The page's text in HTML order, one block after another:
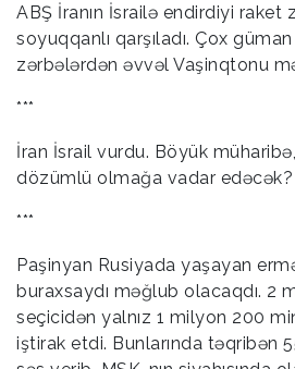
ABŞ İranın İsrailə endirdiyi raket
soyuqqanlı qarşıladı. Çox
zərbələrdən əvvəl Vaşinqtonu
***
İran İsrail vurdu. Böyük
dözümlü olmağa vadar edəcək?
***
Paşinyan Rusiyada yaşayan
buraxsaydı məğlub olacaqdı. 2
seçicidən yalnız 1 milyon 200
iştirak etdi. Bunlarında təqribən